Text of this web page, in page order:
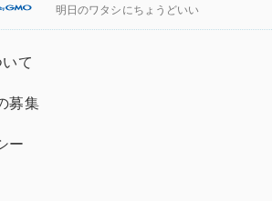
明日のワタシにちょうどいい
て
募集
ー